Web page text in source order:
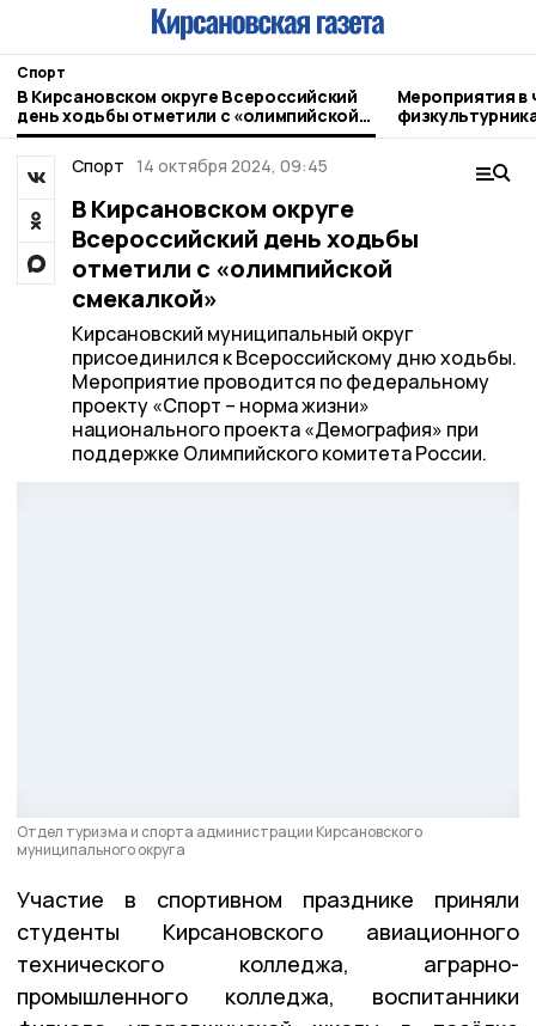
Спорт
В Кирсановском округе Всероссийский
день ходьбы отметили с «олимпийской
смекалкой»
Мероприятия в
физкультурника в Кирсанове
соревнования
Спорт 14 октября 2024, 09:45
В Кирсановском округе
Всероссийский день ходьбы
отметили с «олимпийской
смекалкой»
Кирсановский муниципальный округ
присоединился к Всероссийскому дню ходьбы.
Мероприятие проводится по федеральному
проекту «Спорт – норма жизни»
национального проекта «Демография» при
поддержке Олимпийского комитета России.
Отдел туризма и спорта администрации Кирсановского
муниципального округа
Участие в спортивном празднике приняли
студенты Кирсановского авиационного
технического колледжа, аграрно-
промышленного колледжа, воспитанники